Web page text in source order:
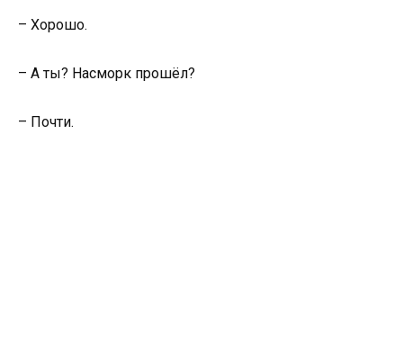
– Хорошо.
– А ты? Насморк прошёл?
– Почти.